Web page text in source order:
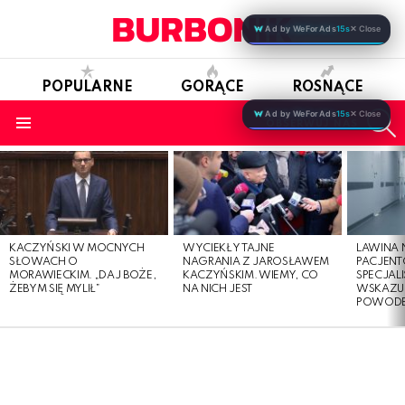
POPULARNE GORĄCE ROSNĄCE
LATEST
KACZYŃSKI W MOCNYCH
SŁOWACH O
MORAWIECKIM. „DAJ BOŻE,
ŻEBYM SIĘ MYLIŁ”
WYCIEKŁY TAJNE
NAGRANIA Z JAROSŁAWEM
KACZYŃSKIM. WIEMY, CO
NA NICH JEST
LAWINA
Ad by WeForAds15s✕ Close
Ad by WeForAds15s✕ Close